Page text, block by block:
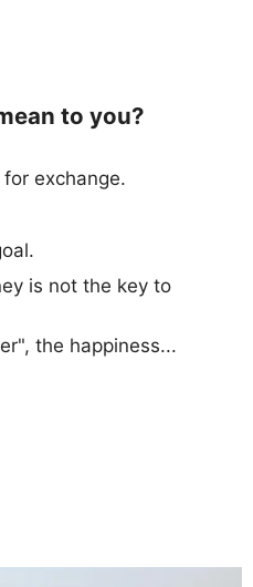
to you?
exchange.
is not the key to
the happiness...